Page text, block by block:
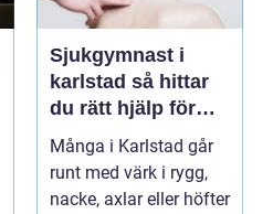
Sjukgymnast i
karlstad så hittar
du rätt hjälp för
kroppen
Många i Karlstad går
runt med värk i rygg,
nacke, axlar eller höfter